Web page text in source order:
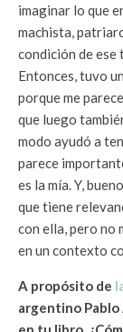
imaginar lo que
machista,
condición de ese
Entonces, tuvo
porque me
que luego
modo ayudó a
parece
es la mía. Y,
que tiene
con ella, pero no
en un contexto
A propósito de
argentino Pablo